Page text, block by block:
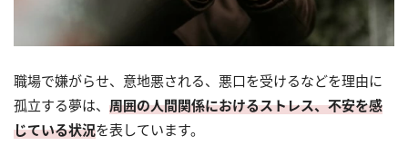
職場で嫌がらせ、意地悪される、悪口を受けるなどを理由に
孤立する夢は、 周囲の人間関係におけるストレス、不安を感
じている状況を表しています。